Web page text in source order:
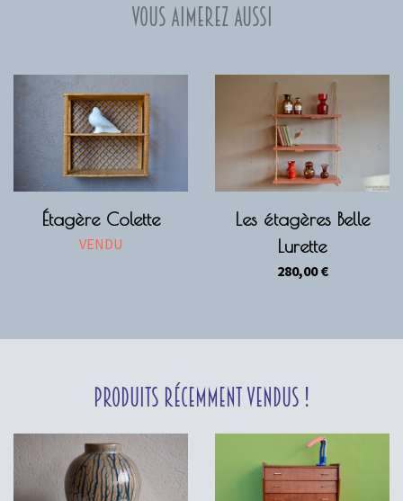
Vous aimerez aussi
Étagère Colette
VENDU
Les étagères Belle
Lurette
280,00€
Produits récemment vendus !